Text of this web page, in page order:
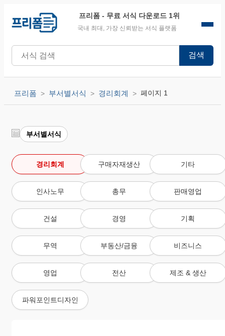
프리폼 - 무료 서식 다운로드 1위
국내 최대, 가장 신뢰받는 서식 플랫폼
검색
프리폼 부서별서식 경리회계 페이지 1
부서별서식
경리회계 구매자재생산 기타
인사노무 총무 판매영업
건설 경영 기획
무역 부동산/금융 비즈니스
영업 전산 제조 & 생산
파워포인트디자인